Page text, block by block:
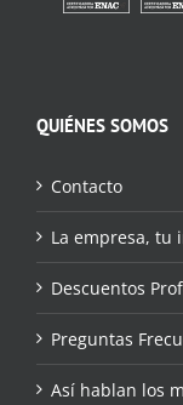
QUIÉNES SOMOS
Contacto
La empresa, tu
Descuentos
Preguntas
Así hablan los